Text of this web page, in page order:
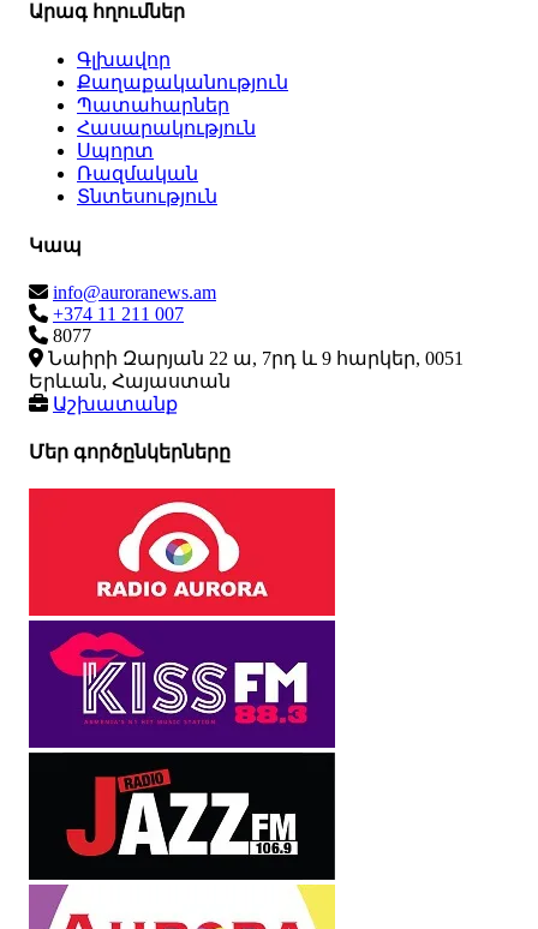
Արագ հղումներ
Գլխավոր
Քաղաքականություն
Պատահարներ
Հասարակություն
Սպորտ
Ռազմական
Տնտեսություն
Կապ
info@auroranews.am
+374 11 211 007
8077
Նաիրի Զարյան 22 ա, 7րդ և 9 հարկեր, 0051
Երևան, Հայաստան
Աշխատանք
Մեր գործընկերները